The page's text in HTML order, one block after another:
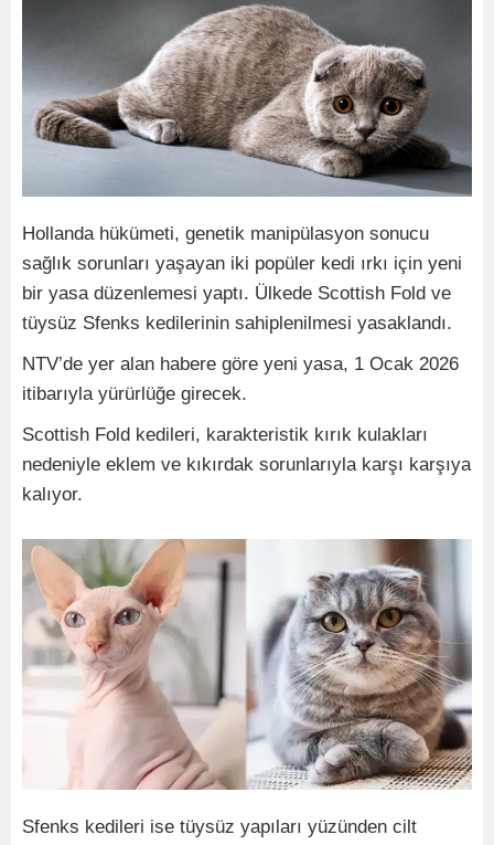
Hollanda hükümeti, genetik manipülasyon sonucu
sağlık sorunları yaşayan iki popüler kedi ırkı için yeni
bir yasa düzenlemesi yaptı. Ülkede Scottish Fold ve
tüysüz Sfenks kedilerinin sahiplenilmesi yasaklandı.
NTV’de yer alan habere göre yeni yasa, 1 Ocak 2026
itibarıyla yürürlüğe girecek.
Scottish Fold kedileri, karakteristik kırık kulakları
nedeniyle eklem ve kıkırdak sorunlarıyla karşı karşıya
kalıyor.
Sfenks kedileri ise tüysüz yapıları yüzünden cilt